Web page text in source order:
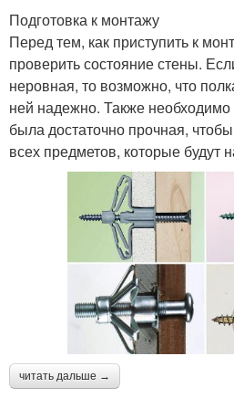
Подготовка к монтажу
Перед тем, как приступить к
проверить состояние стены.
неровная, то возможно, что
ней надежно. Также
была достаточно прочная,
всех предметов, которые будут
читать дальше →